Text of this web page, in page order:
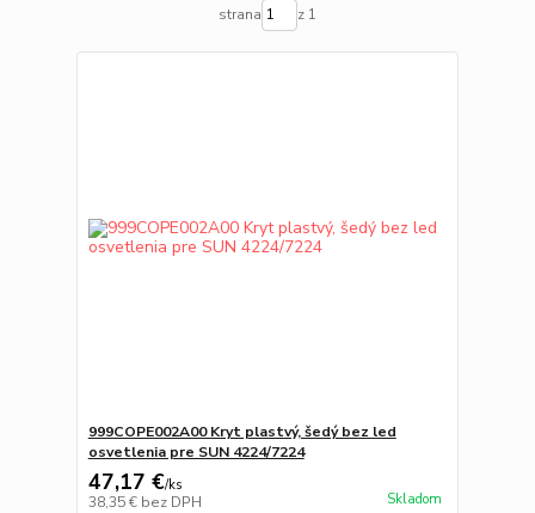
strana z 1
999COPE002A00 Kryt plastvý, šedý bez led
osvetlenia pre SUN 4224/7224
47,17 €/ks
38,35 € bez DPH Skladom